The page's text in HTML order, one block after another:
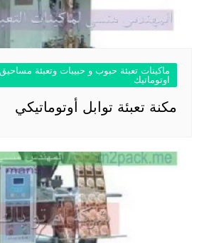
ماكينات تعبئة حبوب و حبيبات وتعبئة
اوتوماتيك
مكنة تعبئة توابل أوتوماتيكي